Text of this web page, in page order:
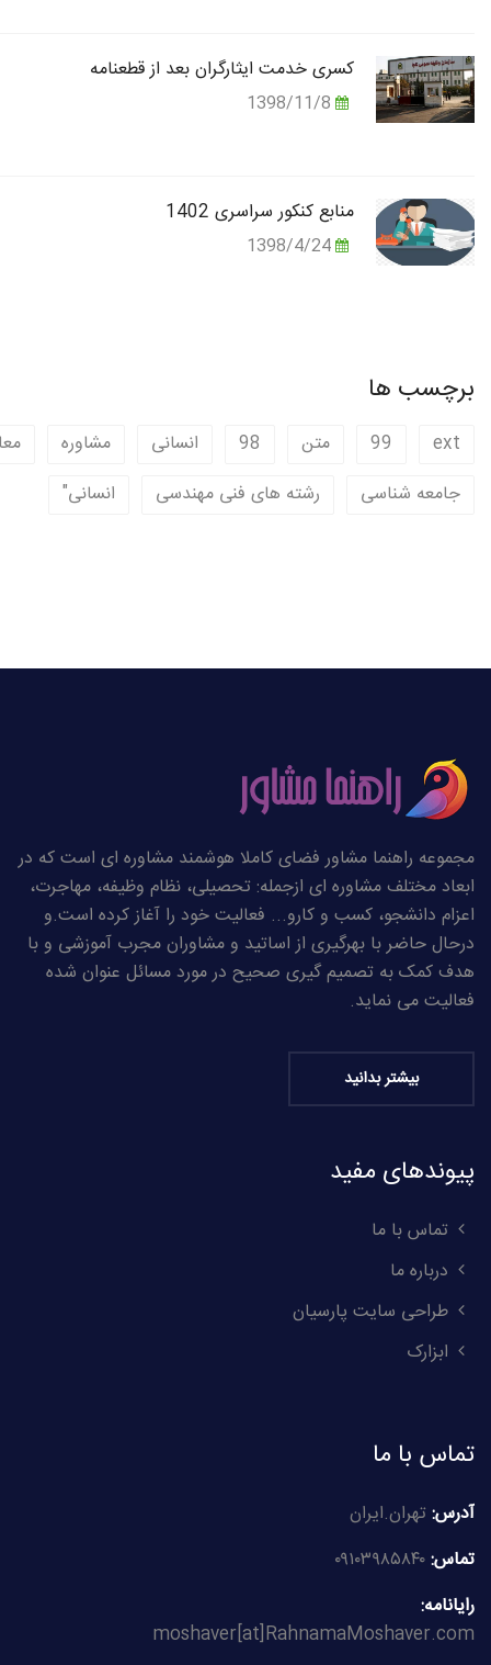
کسری خدمت ایثارگران بعد از قطعنامه
منابع کنکور سراسری 1402
برچسب ها
ext
99 متن 98 انسانی مشاوره
جامعه شناسی
رشته های فنی مهندسی انسانی"
مجموعه راهنما مشاور فضای کاملا هوشمند مشاوره ای است که در
ابعاد مختلف مشاوره ای ازجمله: تحصیلی، نظام وظیفه، مهاجرت،
اعزام دانشجو، کسب و کارو... فعالیت خود را آغاز کرده است.و
درحال حاضر با بهرگیری از اساتید و مشاوران مجرب آموزشی و با
هدف کمک به تصمیم گیری صحیح در مورد مسائل عنوان شده
فعالیت می نماید.
بیشتر بدانید
پیوندهای مفید
تماس با ما
درباره ما
طراحی سایت پارسیان
ابزارک
تماس با ما
آدرس:تهران.ایران
تماس:
رایانامه:
moshaver[at]RahnamaMoshaver.com